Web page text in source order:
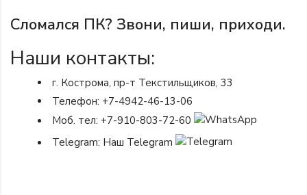
Сломался ПК? Звони, пиши, приходи.
Наши контакты:
г. Кострома, пр-т Текстильщиков, 33
Телефон: +7-4942-46-13-06
Моб. тел: +7-910-803-72-60
Telegram: Наш Telegram